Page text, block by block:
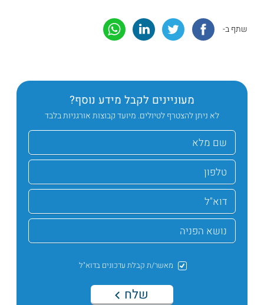
שתף ב-
מעוניינים לקבל מידע נוסף?
לא ניתן להצטרף לטיולים. מיועד קבוצות אורגניות בלבד
מאשר/ת קבלת עדכונים בדוא"ל
שלח